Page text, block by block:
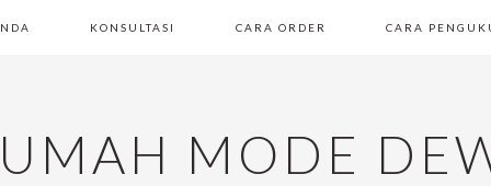
KONSULTASI CARA ORDER CARA
MODE